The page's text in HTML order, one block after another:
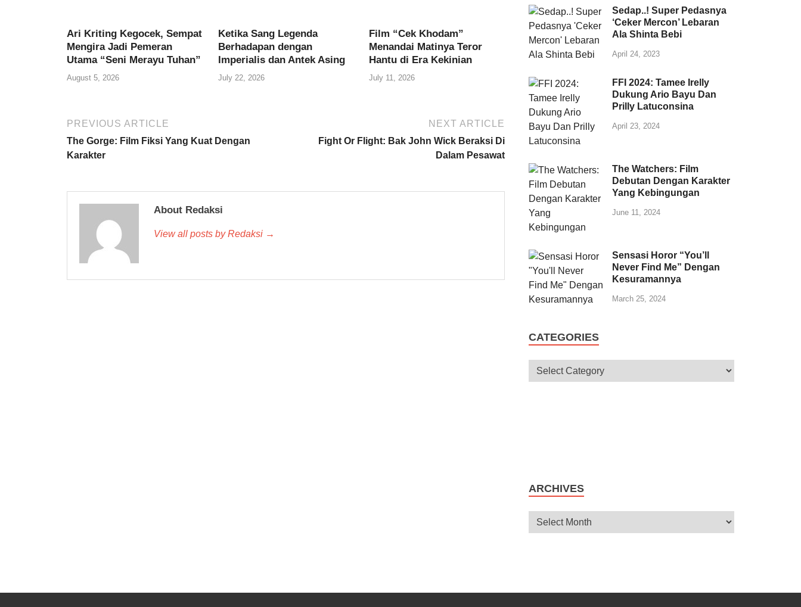
Ari Kriting Kegocek, Sempat
Mengira Jadi Pemeran
Utama “Seni Merayu Tuhan”
August 5, 2026
Ketika Sang Legenda
Berhadapan dengan
Imperialis dan Antek Asing
July 22, 2026
Film “Cek Khodam”
Menandai Matinya Teror
Hantu di Era Kekinian
July 11, 2026
PREVIOUS ARTICLE
The Gorge: Film Fiksi Yang Kuat Dengan
Karakter
NEXT ARTICLE
Fight Or Flight: Bak John Wick Beraksi Di
Dalam Pesawat
About Redaksi
View all posts by Redaksi →
Sedap..! Super Pedasnya
‘Ceker Mercon’ Lebaran
Ala Shinta Bebi
April 24, 2023
FFI 2024: Tamee Irelly
Dukung Ario Bayu Dan
Prilly Latuconsina
April 23, 2024
The Watchers: Film
Debutan Dengan Karakter
Yang Kebingungan
June 11, 2024
Sensasi Horor “You’ll
Never Find Me” Dengan
Kesuramannya
March 25, 2024
CATEGORIES
ARCHIVES